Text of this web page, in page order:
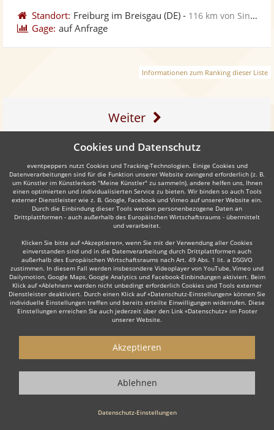
Standort: Freiburg im Breisgau (DE) - 116 km von Sindelfingen
Gage: auf Anfrage
Informationen zum Ranking dieser Liste
Weiter
Auch interessant:
Hochzeits DJ Rock
Wie funktioniert's?
Starten Sie mit dem Button 'Kostenlos anfragen' eine Anfrage an die für
2. Angebote erhalten & Details besprechen
Sie erhalten Angebote Ihrer angefragten DJs. Nutzen Sie die Funktionen
Cookies und Datenschutz
eventpeppers nutzt Cookies und Tracking-Technologien. Einige Cookies und
Datenverarbeitungen sind für die Funktion unserer Website zwingend erforderlich (z. B.
um Künstler im Künstlerkorb "Meine Künstler" zu sammeln), andere helfen uns, Ihnen
einen optimierten und individualisierten Service zu bieten. Wir binden so auch Tools
externer Dienstleister wie z. B. Google, Facebook und Vimeo auf unserer Website ein.
Durch die Einbindung dieser Tools werden personenbezogene Daten an
Drittplattformen - auch außerhalb des Europäischen Wirtschaftsraums - übermittelt
und verarbeitet.
Klicken Sie bitte auf «Akzeptieren», wenn Sie mit der Verwendung aller Cookies
einverstanden sind und in die Datenverarbeitung durch Drittplattformen auch
außerhalb des Europäischen Wirtschaftsraums nach Art. 49 Abs. 1 lit. a DSGVO
zustimmen. In diesem Fall werden insbesondere Videoplayer von YouTube, Vimeo und
Dailymotion, Google Maps, Google Analytics und Facebook-Einbindungen aktiviert. Beim
Klick auf «Ablehnen» werden nicht unbedingt erforderlich Cookies und Tools externer
Dienstleister deaktiviert. Durch einen Klick auf «Datenschutz-Einstellungen» können Sie
individuelle Einstellungen treffen und bereits erteilte Einwilligungen widerrufen. Diese
Einstellungen erreichen Sie auch jederzeit über den Link «Datenschutz» im Footer
unserer Website.
Datenschutz-Einstellungen
Akzeptieren
Ablehnen